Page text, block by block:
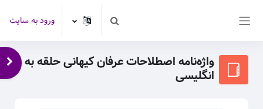
Toggle search inputورود به سایت
واژه‌نامه اصطلاحات عرفان کیهانی حلقه به
انگلیسی